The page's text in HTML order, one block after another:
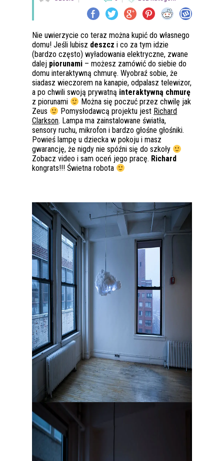
Nie uwierzycie co teraz można kupić do własnego
domu! Jeśli lubisz deszcz i co za tym idzie
(bardzo często) wyładowania elektryczne, zwane
dalej piorunami – możesz zamówić do siebie do
domu interaktywną chmurę. Wyobraź sobie, że
siadasz wieczorem na kanapie, odpalasz telewizor,
a po chwili swoją prywatną interaktywną chmurę
z piorunami
Można się poczuć przez chwilę jak
Zeus
Pomysłodawcą projektu jest Richard
Clarkson. Lampa ma zainstalowane światła,
sensory ruchu, mikrofon i bardzo głośne głośniki.
Powieś lampę u dziecka w pokoju i masz
gwarancję, że nigdy nie spóźni się do szkoły
Zobacz video i sam oceń jego pracę. Richard
kongrats!!! Świetna robota